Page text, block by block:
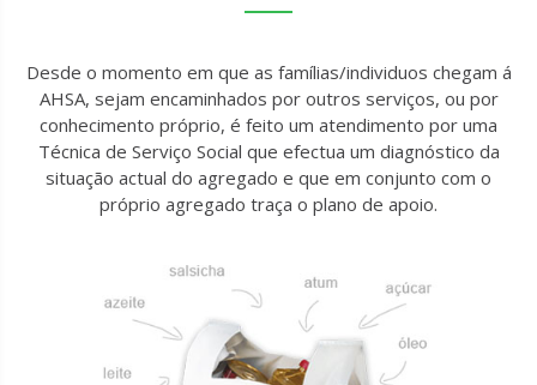
Desde o momento em que as famílias/individuos chegam á
AHSA, sejam encaminhados por outros serviços, ou por
conhecimento próprio, é feito um atendimento por uma
Técnica de Serviço Social que efectua um diagnóstico da
situação actual do agregado e que em conjunto com o
próprio agregado traça o plano de apoio.